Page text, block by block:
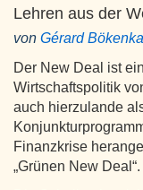
Lehren aus der
von Gérard
Der New Deal ist
Wirtschaftspolitik
auch hierzulande
Finanzkrise
„Grünen New Deal“.